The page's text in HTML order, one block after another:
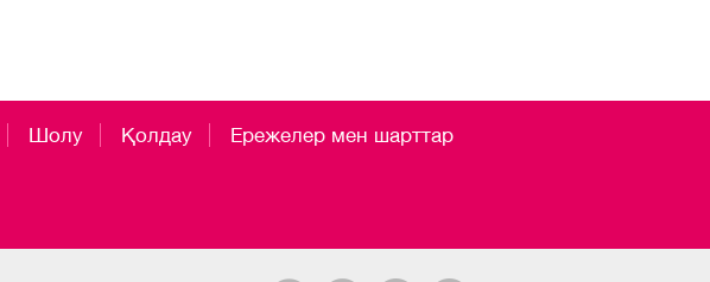
Шолу Қолдау Ережелер мен шарттар